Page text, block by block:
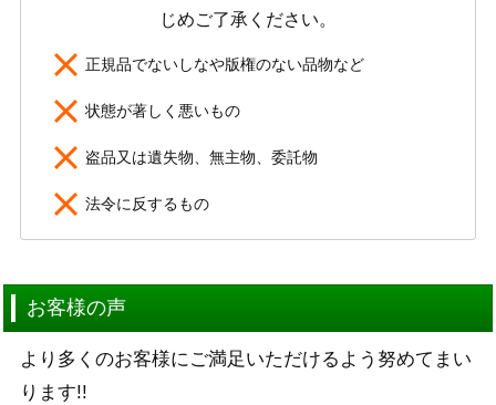
じめご了承ください。
正規品でないしなや版権のない品物など
状態が著しく悪いもの
盗品又は遺失物、無主物、委託物
法令に反するもの
お客様の声
より多くのお客様にご満足いただけるよう努めてまい
ります!!